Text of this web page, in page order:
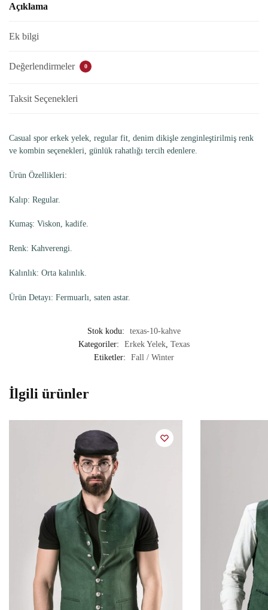
Açıklama
Ek bilgi
Değerlendirmeler 0
Taksit Seçenekleri
Casual spor erkek yelek, regular fit, denim dikişle zenginleştirilmiş renk
ve kombin seçenekleri, günlük rahatlığı tercih edenlere.
Ürün Özellikleri:
Kalıp: Regular.
Kumaş: Viskon, kadife.
Renk: Kahverengi.
Kalınlık: Orta kalınlık.
Ürün Detayı: Fermuarlı, saten astar.
Stok kodu:
texas-10-kahve
Kategoriler:
Erkek Yelek Texas
Etiketler:
Fall / Winter
İlgili ürünler